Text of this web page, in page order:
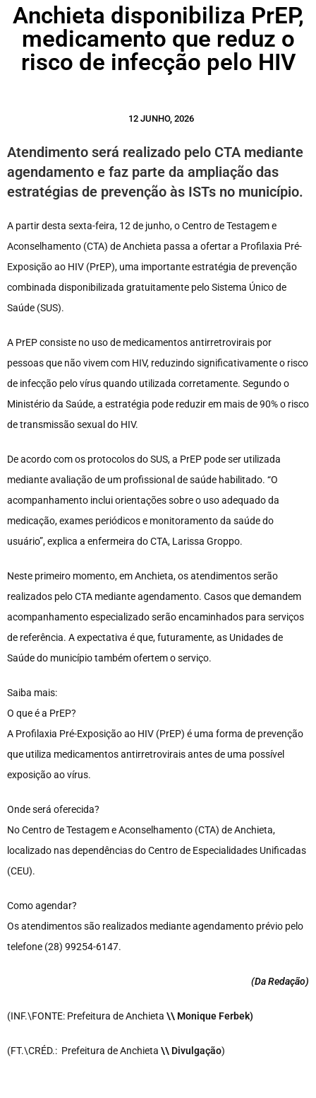
Anchieta disponibiliza PrEP,
medicamento que reduz o
risco de infecção pelo HIV
12 JUNHO, 2026
Atendimento será realizado pelo CTA mediante
agendamento e faz parte da ampliação das
estratégias de prevenção às ISTs no município.
A partir desta sexta-feira, 12 de junho, o Centro de Testagem e
Aconselhamento (CTA) de Anchieta passa a ofertar a Profilaxia Pré-
Exposição ao HIV (PrEP), uma importante estratégia de prevenção
combinada disponibilizada gratuitamente pelo Sistema Único de
Saúde (SUS).
A PrEP consiste no uso de medicamentos antirretrovirais por
pessoas que não vivem com HIV, reduzindo significativamente o risco
de infecção pelo vírus quando utilizada corretamente. Segundo o
Ministério da Saúde, a estratégia pode reduzir em mais de 90% o risco
de transmissão sexual do HIV.
De acordo com os protocolos do SUS, a PrEP pode ser utilizada
mediante avaliação de um profissional de saúde habilitado. “O
acompanhamento inclui orientações sobre o uso adequado da
medicação, exames periódicos e monitoramento da saúde do
usuário”, explica a enfermeira do CTA, Larissa Groppo.
Neste primeiro momento, em Anchieta, os atendimentos serão
realizados pelo CTA mediante agendamento. Casos que demandem
acompanhamento especializado serão encaminhados para serviços
de referência. A expectativa é que, futuramente, as Unidades de
Saúde do município também ofertem o serviço.
Saiba mais:
O que é a PrEP?
A Profilaxia Pré-Exposição ao HIV (PrEP) é uma forma de prevenção
que utiliza medicamentos antirretrovirais antes de uma possível
exposição ao vírus.
Onde será oferecida?
No Centro de Testagem e Aconselhamento (CTA) de Anchieta,
localizado nas dependências do Centro de Especialidades Unificadas
(CEU).
Como agendar?
Os atendimentos são realizados mediante agendamento prévio pelo
telefone (28) 99254-6147.
(Da Redação)
(INF.\FONTE: Prefeitura de Anchieta \\ Monique Ferbek)
(FT.\CRÉD.: Prefeitura de Anchieta \\ Divulgação)